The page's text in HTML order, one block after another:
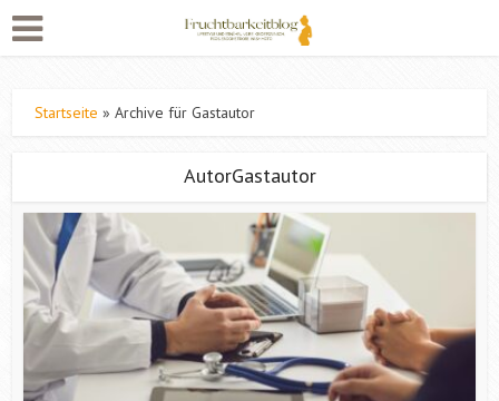
Startseite »Archive für Gastautor
AutorGastautor